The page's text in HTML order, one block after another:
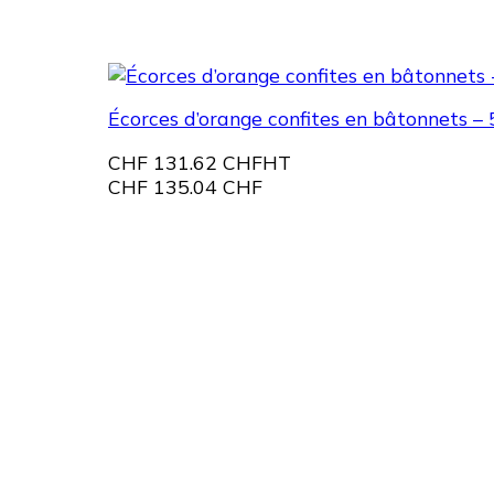
Écorces d’orange confites en bâtonnets –
CHF 131.62 CHFHT
CHF 135.04 CHF